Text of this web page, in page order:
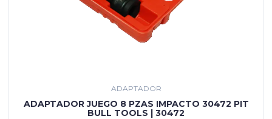
ADAPTADOR
ADAPTADOR JUEGO 8 PZAS IMPACTO 30472 PIT
BULL TOOLS | 30472